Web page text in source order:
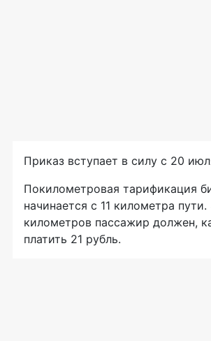
Приказ вступает в силу с 20
Покилометровая тарификация
начинается с 11 километра
километров пассажир должен,
платить 21 рубль.